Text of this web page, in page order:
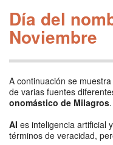
Día del
Noviembre
A continuación se
de varias fuentes
onomástico de Milagros.
AI es inteligencia artificial
términos de veracidad,